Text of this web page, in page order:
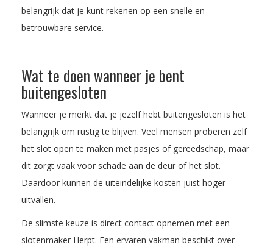
belangrijk dat je kunt rekenen op een snelle en
betrouwbare service.
Wat te doen wanneer je bent
buitengesloten
Wanneer je merkt dat je jezelf hebt buitengesloten is het
belangrijk om rustig te blijven. Veel mensen proberen zelf
het slot open te maken met pasjes of gereedschap, maar
dit zorgt vaak voor schade aan de deur of het slot.
Daardoor kunnen de uiteindelijke kosten juist hoger
uitvallen.
De slimste keuze is direct contact opnemen met een
slotenmaker Herpt. Een ervaren vakman beschikt over